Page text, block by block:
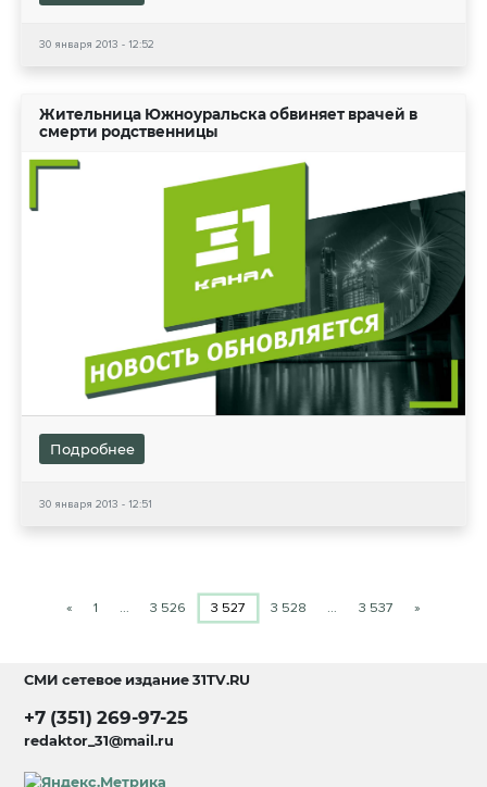
30 января 2013 - 12:52
Жительница Южноуральска обвиняет врачей в
смерти родственницы
Подробнее
30 января 2013 - 12:51
« 1 … 3 526 3 527 3 528 … 3 537 »
СМИ сетевое издание31TV.RU
+7 (351) 269-97-25
redaktor_31@mail.ru